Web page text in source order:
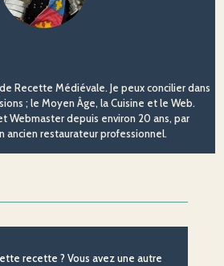
Recette Médiévale. Je peux concilier dans
; le Moyen Âge, la Cuisine et le Web.
Webmaster depuis environ 20 ans, par
ancien restaurateur professionnel.
recette ? Vous avez une autre